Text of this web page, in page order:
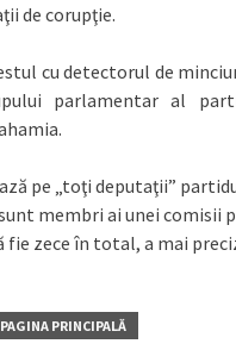
de corupţie.
cu detectorul de
parlamentar al
pe „toţi deputaţii”
membri ai unei comisii
fie zece în total, a mai
PAGINA PRINCIPALĂ